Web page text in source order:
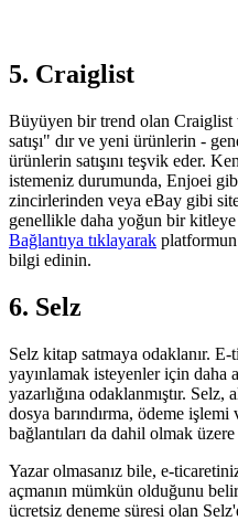
5. Craiglist
Büyüyen bir trend olan
satışı" dır ve yeni ürünlerin -
ürünlerin satışını teşvik eder.
istemeniz durumunda, Enjoei
zincirlerinden veya eBay gibi
genellikle daha yoğun bir kitleye
Bağlantıya tıklayarak platformun
bilgi edinin.
6. Selz
Selz kitap satmaya odaklanır.
yayınlamak isteyenler için daha
yazarlığına odaklanmıştır. Selz,
dosya barındırma, ödeme
bağlantıları da dahil olmak
Yazar olmasanız bile, e-
açmanın mümkün olduğunu
ücretsiz deneme süresi olan